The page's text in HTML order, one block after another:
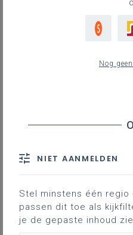
Inspirerende
Building your learning
E-learning VDAB
Woodwize
Hierbij enkele
lesmateriaal voor de
Nog
NIET AANMELDEN
Stel minstens één regio
passen dit toe als
je de gepaste inhoud